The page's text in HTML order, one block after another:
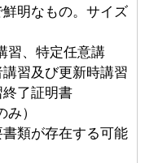
明なもの。サイズ
習、特定任意講
習及び更新時講習
了証明書
）
類が存在する可能